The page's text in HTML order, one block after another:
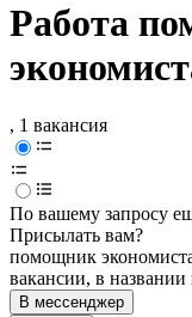
Работа
, 1 вакансия
По вашему запросу
Присылать вам?
помощник
вакансии, в
В мессенджер